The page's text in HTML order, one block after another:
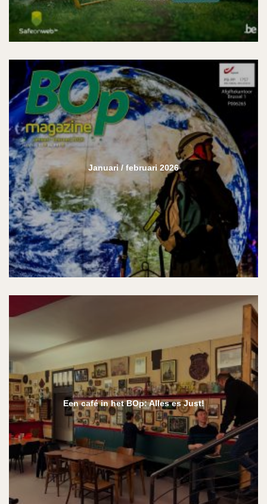
Januari / februari 2026
Een café in het BOp: Alles es Just!